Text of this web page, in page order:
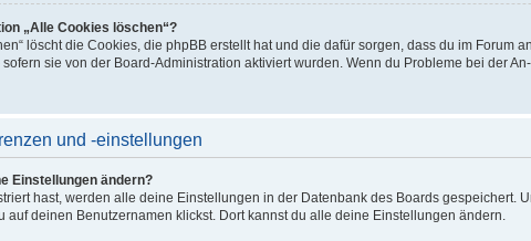
„Alle Cookies löschen“?
löscht die Cookies, die phpBB erstellt hat und die dafür sorgen, dass du im
sofern sie von der Board-Administration aktiviert wurden. Wenn du Probleme bei der
und -einstellungen
Einstellungen ändern?
hast, werden alle deine Einstellungen in der Datenbank des Boards gespeichert.
auf deinen Benutzernamen klickst. Dort kannst du alle deine Einstellungen ändern.